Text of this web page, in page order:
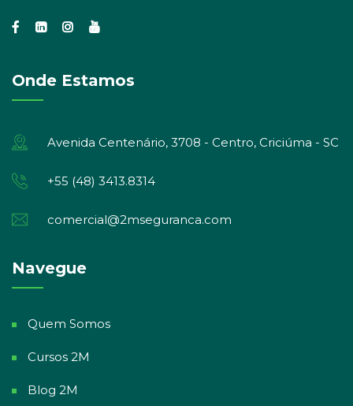
Onde Estamos
Avenida Centenário, 3708 - Centro, Criciúma - SC
+55 (48) 3413.8314
comercial@2mseguranca.com
Navegue
Quem Somos
Cursos 2M
Blog 2M